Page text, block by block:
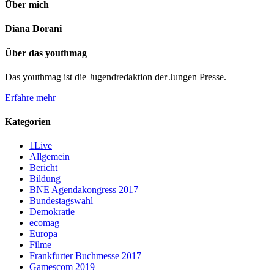
Über mich
Diana Dorani
Über das youthmag
Das youthmag ist die Jugendredaktion der Jungen Presse.
Erfahre mehr
Kategorien
1Live
Allgemein
Bericht
Bildung
BNE Agendakongress 2017
Bundestagswahl
Demokratie
ecomag
Europa
Filme
Frankfurter Buchmesse 2017
Gamescom 2019